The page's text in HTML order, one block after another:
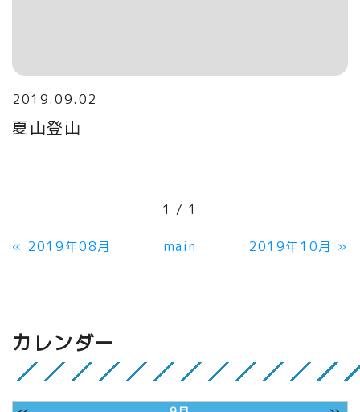
夏山登山
2019.09.02
1 / 1
« 2019年08月 main 2019年10月 »
カレンダー